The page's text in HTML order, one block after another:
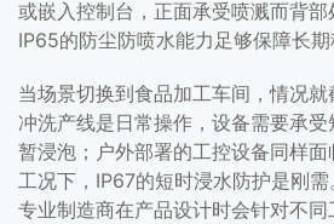
或嵌入控制台，正面承受喷溅而背部
IP65的防尘防喷水能力足够保障长期
当场景切换到食品加工车间，情况
冲洗产线是日常操作，设备需要承
暂浸泡；户外部署的工控设备同样
工况下，IP67的短时浸水防护是刚
专业制造商在产品设计时会针对不